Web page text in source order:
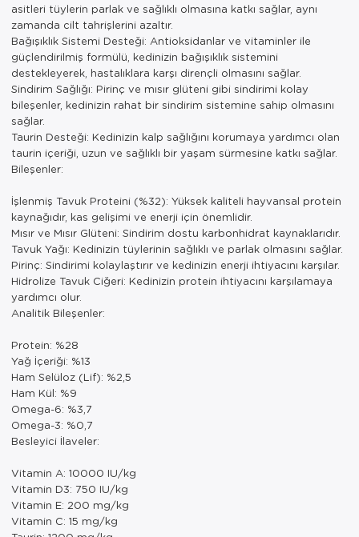
asitleri tüylerin parlak ve sağlıklı olmasına katkı sağlar, aynı
zamanda cilt tahrişlerini azaltır.
Bağışıklık Sistemi Desteği: Antioksidanlar ve vitaminler ile
güçlendirilmiş formülü, kedinizin bağışıklık sistemini
destekleyerek, hastalıklara karşı dirençli olmasını sağlar.
Sindirim Sağlığı: Pirinç ve mısır glüteni gibi sindirimi kolay
bileşenler, kedinizin rahat bir sindirim sistemine sahip olmasını
sağlar.
Taurin Desteği: Kedinizin kalp sağlığını korumaya yardımcı olan
taurin içeriği, uzun ve sağlıklı bir yaşam sürmesine katkı sağlar.
Bileşenler:
İşlenmiş Tavuk Proteini (%32): Yüksek kaliteli hayvansal protein
kaynağıdır, kas gelişimi ve enerji için önemlidir.
Mısır ve Mısır Glüteni: Sindirim dostu karbonhidrat kaynaklarıdır.
Tavuk Yağı: Kedinizin tüylerinin sağlıklı ve parlak olmasını sağlar.
Pirinç: Sindirimi kolaylaştırır ve kedinizin enerji ihtiyacını karşılar.
Hidrolize Tavuk Ciğeri: Kedinizin protein ihtiyacını karşılamaya
yardımcı olur.
Analitik Bileşenler:
Protein: %28
Yağ İçeriği: %13
Ham Selüloz (Lif): %2,5
Ham Kül: %9
Omega-6: %3,7
Omega-3: %0,7
Besleyici İlaveler:
Vitamin A: 10000 IU/kg
Vitamin D3: 750 IU/kg
Vitamin E: 200 mg/kg
Vitamin C: 15 mg/kg